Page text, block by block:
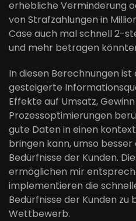
erhebliche Verminderung
von Strafzahlungen in
Case auch mal schnell 2-
und mehr betragen
In diesen Berechnungen
gesteigerte
Effekte auf Umsatz,
Prozessoptimierungen
gute Daten in einen
bringen kann, umso
Bedürfnisse der Kunden.
ermöglichen mir
implementieren die
Bedürfnisse der Kunden zu
Wettbewerb.